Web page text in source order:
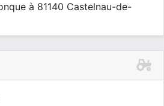
à 81140 Castelnau-de-